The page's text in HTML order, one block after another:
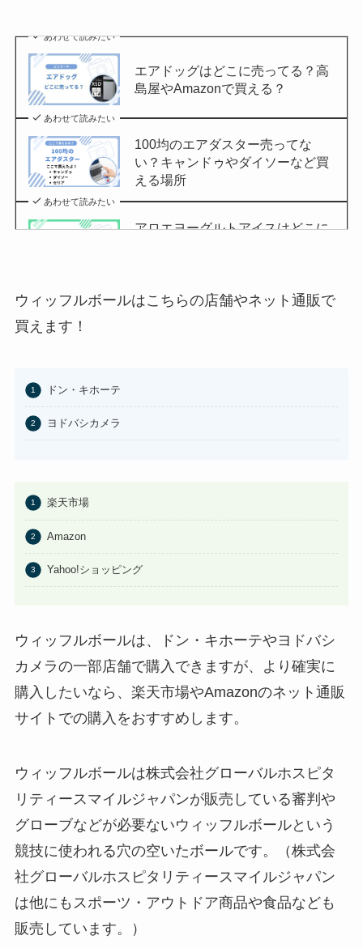
あわせて読みたい
エアドッグはどこに売ってる？高
島屋やAmazonで買える？
あわせて読みたい
100均のエアダスター売ってな
い？キャンドゥやダイソーなど買
える場所
あわせて読みたい
アロエヨーグルトアイスはどこに
はたらくピクミンコレクションど
こに売ってる？任天堂ストアや
Amazonで買える？
ビエネッタアイスはどこで買え
る？コンビニに売ってる？ネット
通販が確実？
ウィッフルボールはこちらの店舗やネット通販で
買えます！
ドン・キホーテ
ヨドバシカメラ
楽天市場
Amazon
Yahoo!ショッピング
ウィッフルボールは、ドン・キホーテやヨドバシ
カメラの一部店舗で購入できますが、より確実に
購入したいなら、楽天市場やAmazonのネット通販
サイトでの購入をおすすめします。
ウィッフルボールは株式会社グローバルホスピタ
リティースマイルジャパンが販売している審判や
グローブなどが必要ないウィッフルボールという
競技に使われる穴の空いたボールです。（株式会
社グローバルホスピタリティースマイルジャパン
は他にもスポーツ・アウトドア商品や食品なども
販売しています。）